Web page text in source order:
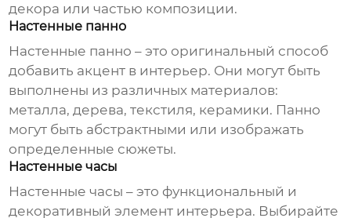
декора или частью композиции.
Настенные панно
Настенные панно – это оригинальный способ
добавить акцент в интерьер. Они могут быть
выполнены из различных материалов:
металла, дерева, текстиля, керамики. Панно
могут быть абстрактными или изображать
определенные сюжеты.
Настенные часы
Настенные часы – это функциональный и
декоративный элемент интерьера. Выбирайте